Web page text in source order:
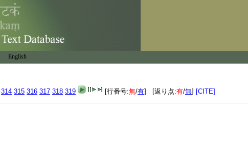
English
314 315 316 317 318 319 [行番号:無/有] [返り点:有/無] [CITE]